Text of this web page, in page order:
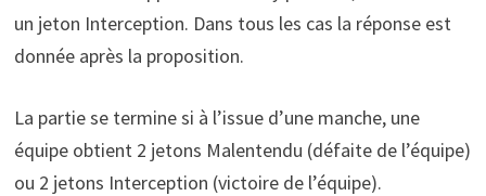
un jeton Interception. Dans tous les cas la réponse est
donnée après la proposition.
La partie se termine si à l’issue d’une manche, une
équipe obtient 2 jetons Malentendu (défaite de l’équipe)
ou 2 jetons Interception (victoire de l’équipe).